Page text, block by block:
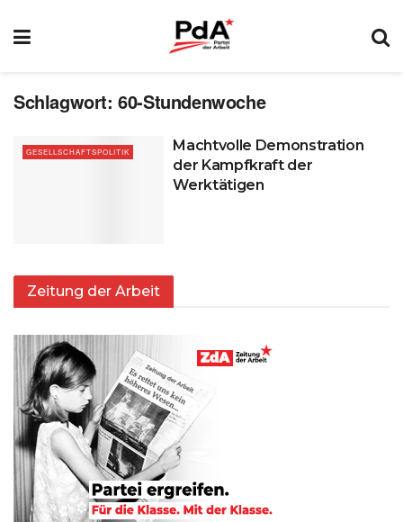
Schlagwort:60-Stundenwoche
GESELLSCHAFTSPOLITIK
Machtvolle Demonstration
der Kampfkraft der
Werktätigen
Zeitung der Arbeit